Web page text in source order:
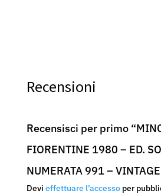
Recensioni
Recensisci per primo
FIORENTINE 1980 – ED.
NUMERATA 991 –
Devi effettuare l’accessoper